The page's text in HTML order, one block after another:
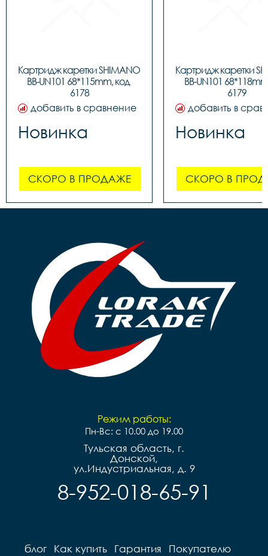
Картридж каретки SHIMANO
BB-UN101 68*115mm, код
6178
добавить в сравнение
Новинка
СКОРО В ПРОДАЖЕ
Картридж каретки
BB-UN101
6179
добавить в
Новинка
СКОРО В
Режим работы:
Пн-Вс: с 10.00 до 19.00
Тульская область, г.
Донской,
ул.Индустриальная, д. 9
8-952-018-65-91
блог Как купить Гарантия Покупателю